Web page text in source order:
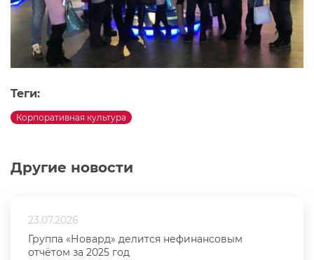
Другие новости
23.07.2026
Группа «Новард» делится нефинансовым
отчётом за 2025 год
Теги:
Корпоративная культура